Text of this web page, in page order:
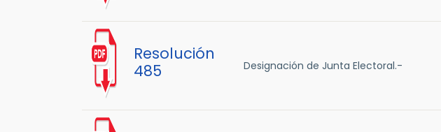
Resolución
485
Designación de Junta Electoral.-